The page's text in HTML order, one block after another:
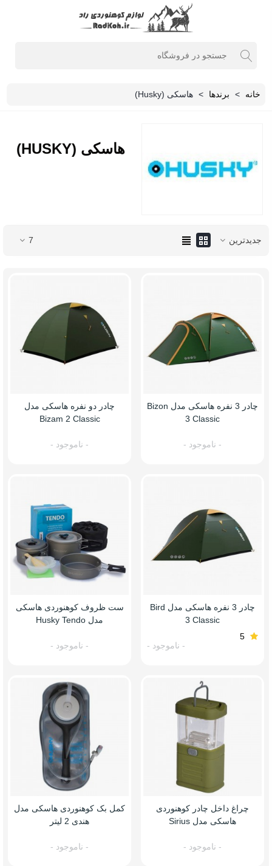
خانه > برندها > هاسکی (Husky)
هاسکی (HUSKY)
جدیدترین 7
چادر 3 نفره هاسکی مدل Bizon
3 Classic
- ناموجود -
چادر دو نفره هاسکی مدل
Bizam 2 Classic
- ناموجود -
چادر 3 نفره هاسکی مدل Bird
3 Classic
5
- ناموجود -
ست ظروف کوهنوردی هاسکی
مدل Husky Tendo
- ناموجود -
چراغ داخل چادر کوهنوردی
هاسکی مدل Sirius
- ناموجود -
کمل بک کوهنوردی هاسکی مدل
هندی 2 لیتر
- ناموجود -